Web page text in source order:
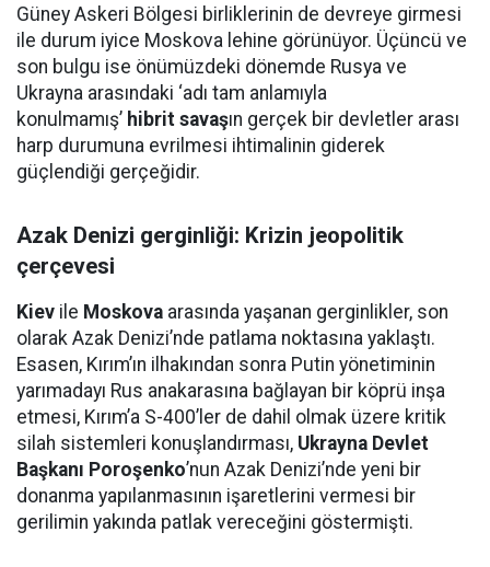
Güney Askeri Bölgesi birliklerinin de devreye girmesi
ile durum iyice Moskova lehine görünüyor. Üçüncü ve
son bulgu ise önümüzdeki dönemde Rusya ve
Ukrayna arasındaki ‘adı tam anlamıyla
konulmamış’ hibrit savaşın gerçek bir devletler arası
harp durumuna evrilmesi ihtimalinin giderek
güçlendiği gerçeğidir.
Azak Denizi gerginliği: Krizin jeopolitik
çerçevesi
Kiev ile Moskova arasında yaşanan gerginlikler, son
olarak Azak Denizi’nde patlama noktasına yaklaştı.
Esasen, Kırım’ın ilhakından sonra Putin yönetiminin
yarımadayı Rus anakarasına bağlayan bir köprü inşa
etmesi, Kırım’a S-400’ler de dahil olmak üzere kritik
silah sistemleri konuşlandırması, Ukrayna Devlet
Başkanı Poroşenko’nun Azak Denizi’nde yeni bir
donanma yapılanmasının işaretlerini vermesi bir
gerilimin yakında patlak vereceğini göstermişti.